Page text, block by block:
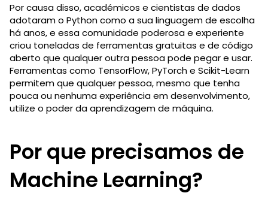
Por causa disso, académicos e cientistas de dados
adotaram o Python como a sua linguagem de escolha
há anos, e essa comunidade poderosa e experiente
criou toneladas de ferramentas gratuitas e de código
aberto que qualquer outra pessoa pode pegar e usar.
Ferramentas como TensorFlow, PyTorch e Scikit-Learn
permitem que qualquer pessoa, mesmo que tenha
pouca ou nenhuma experiência em desenvolvimento,
utilize o poder da aprendizagem de máquina.
Por que precisamos de
Machine Learning?